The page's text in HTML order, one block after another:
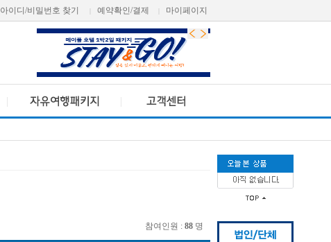
아이디/비밀번호 찾기 예약확인/결제
마이페이지
참여인원 : 88 명